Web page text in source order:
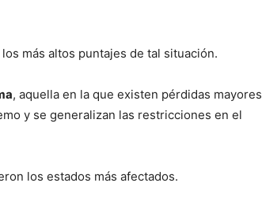
más altos puntajes de tal situación.
, aquella en la que existen pérdidas mayores
y se generalizan las restricciones en el
los estados más afectados.